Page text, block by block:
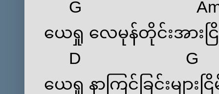
G
ယေရှု ‌လေမုန်တိုင်းအားင
D
G
ယေရှု နာကြင်ခြင်းများင